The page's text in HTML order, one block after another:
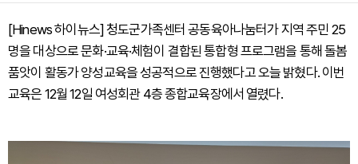
[Hinews 하이뉴스] 청도군가족센터 공동육아나눔터가 지역 주민 25
명을 대상으로 문화·교육·체험이 결합된 통합형 프로그램을 통해 돌봄
품앗이 활동가 양성교육을 성공적으로 진행했다고 오늘 밝혔다. 이번
교육은 12월 12일 여성회관 4층 종합교육장에서 열렸다.